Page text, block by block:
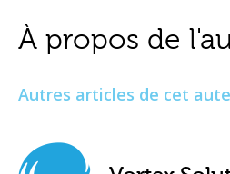
À propos de
Autres articles de cet